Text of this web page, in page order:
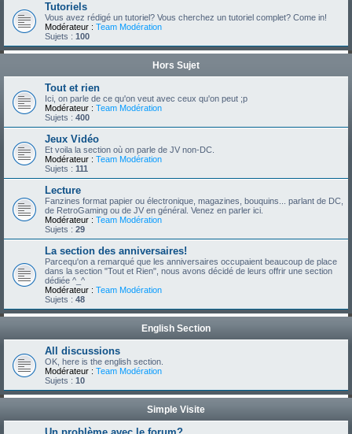
Tutoriels
Vous avez rédigé un tutoriel? Vous cherchez un tutoriel complet? Come in!
Modérateur : Team Modération
Sujets : 100
Hors Sujet
Tout et rien
Ici, on parle de ce qu'on veut avec ceux qu'on peut ;p
Modérateur : Team Modération
Sujets : 400
Jeux Vidéo
Et voila la section où on parle de JV non-DC.
Modérateur : Team Modération
Sujets : 111
Lecture
Fanzines format papier ou électronique, magazines, bouquins... parlant de DC,
de RetroGaming ou de JV en général. Venez en parler ici.
Modérateur : Team Modération
Sujets : 29
La section des anniversaires!
Parcequ'on a remarqué que les anniversaires occupaient beaucoup de place
dans la section "Tout et Rien", nous avons décidé de leurs offrir une section
dédiée ^_^
Modérateur : Team Modération
Sujets : 48
English Section
All discussions
OK, here is the english section.
Modérateur : Team Modération
Sujets : 10
Simple Visite